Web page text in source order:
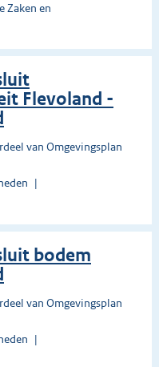
Zaken en
Flevoland -
van Omgevingsplan
bodem
van Omgevingsplan